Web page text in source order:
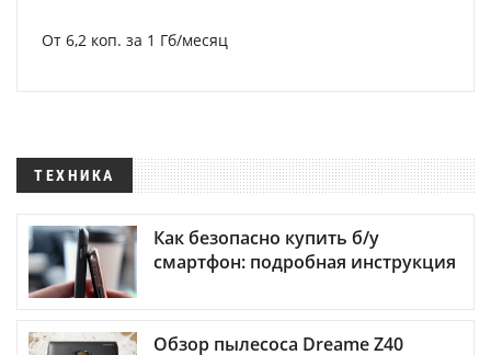
От 6,2 коп. за 1 Гб/месяц
ТЕХНИКА
Как безопасно купить б/у
смартфон: подробная инструкция
Обзор пылесоса Dreame Z40